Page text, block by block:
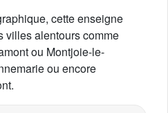
cette enseigne
villes alentours comme
ou Montjoie-le-
ou encore